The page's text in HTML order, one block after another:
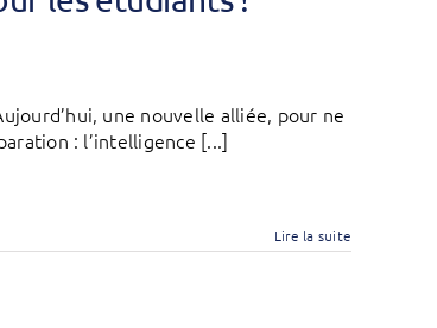
une nouvelle alliée, pour ne
: l’intelligence [...]
Lire la suite